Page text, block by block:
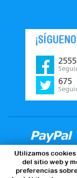
Utilizamos
del sitio web y
preferencias
675